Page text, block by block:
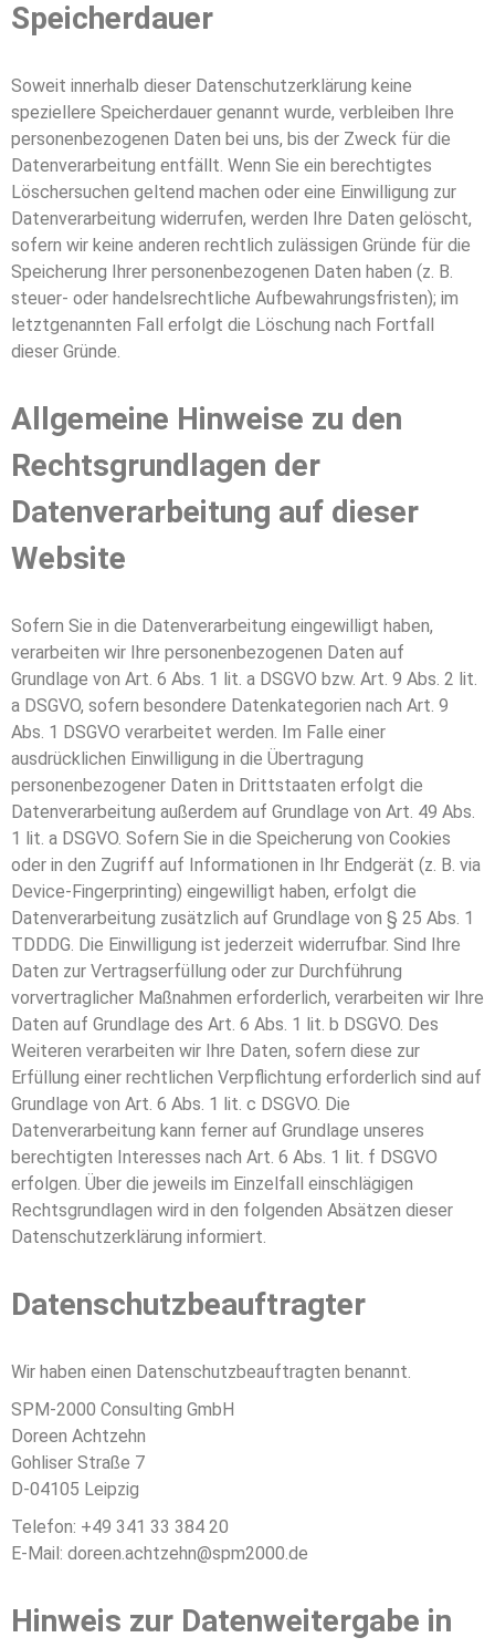
Speicherdauer
Soweit innerhalb dieser Datenschutzerklärung keine
speziellere Speicherdauer genannt wurde, verbleiben Ihre
personenbezogenen Daten bei uns, bis der Zweck für die
Datenverarbeitung entfällt. Wenn Sie ein berechtigtes
Löschersuchen geltend machen oder eine Einwilligung zur
Datenverarbeitung widerrufen, werden Ihre Daten gelöscht,
sofern wir keine anderen rechtlich zulässigen Gründe für die
Speicherung Ihrer personenbezogenen Daten haben (z. B.
steuer- oder handelsrechtliche Aufbewahrungsfristen); im
letztgenannten Fall erfolgt die Löschung nach Fortfall
dieser Gründe.
Allgemeine Hinweise zu den
Rechtsgrundlagen der
Datenverarbeitung auf dieser
Website
Sofern Sie in die Datenverarbeitung eingewilligt haben,
verarbeiten wir Ihre personenbezogenen Daten auf
Grundlage von Art. 6 Abs. 1 lit. a DSGVO bzw. Art. 9 Abs. 2 lit.
a DSGVO, sofern besondere Datenkategorien nach Art. 9
Abs. 1 DSGVO verarbeitet werden. Im Falle einer
ausdrücklichen Einwilligung in die Übertragung
personenbezogener Daten in Drittstaaten erfolgt die
Datenverarbeitung außerdem auf Grundlage von Art. 49 Abs.
1 lit. a DSGVO. Sofern Sie in die Speicherung von Cookies
oder in den Zugriff auf Informationen in Ihr Endgerät (z. B. via
Device-Fingerprinting) eingewilligt haben, erfolgt die
Datenverarbeitung zusätzlich auf Grundlage von § 25 Abs. 1
TDDDG. Die Einwilligung ist jederzeit widerrufbar. Sind Ihre
Daten zur Vertragserfüllung oder zur Durchführung
vorvertraglicher Maßnahmen erforderlich, verarbeiten wir Ihre
Daten auf Grundlage des Art. 6 Abs. 1 lit. b DSGVO. Des
Weiteren verarbeiten wir Ihre Daten, sofern diese zur
Erfüllung einer rechtlichen Verpflichtung erforderlich sind auf
Grundlage von Art. 6 Abs. 1 lit. c DSGVO. Die
Datenverarbeitung kann ferner auf Grundlage unseres
berechtigten Interesses nach Art. 6 Abs. 1 lit. f DSGVO
erfolgen. Über die jeweils im Einzelfall einschlägigen
Rechtsgrundlagen wird in den folgenden Absätzen dieser
Datenschutzerklärung informiert.
Datenschutz­beauftragter
Wir haben einen Datenschutzbeauftragten benannt.
SPM-2000 Consulting GmbH
Doreen Achtzehn
Gohliser Straße 7
D-04105 Leipzig
Telefon: +49 341 33 384 20
E-Mail: doreen.achtzehn@spm2000.de
Hinweis zur Datenweitergabe in